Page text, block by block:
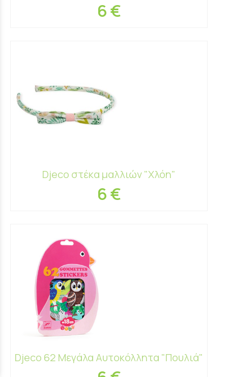
6 €
Djeco στέκα μαλλιών "Χλόη"
6 €
Djeco 62 Μεγάλα Αυτοκόλλητα "Πουλιά"